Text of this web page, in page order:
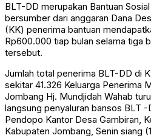
BLT-DD merupakan Bantuan
bersumber dari anggaran Dana
(KK) penerima bantuan
Rp600.000 tiap bulan selama tiga
tersebut.
Jumlah total penerima BLT-DD di
sekitar 41.326 Keluarga Penerima
Jombang Hj. Mundjidah Wahab
langsung penyaluran bansos BLT
Pendopo Kantor Desa Gambiran,
Kabupaten Jombang, Senin siang